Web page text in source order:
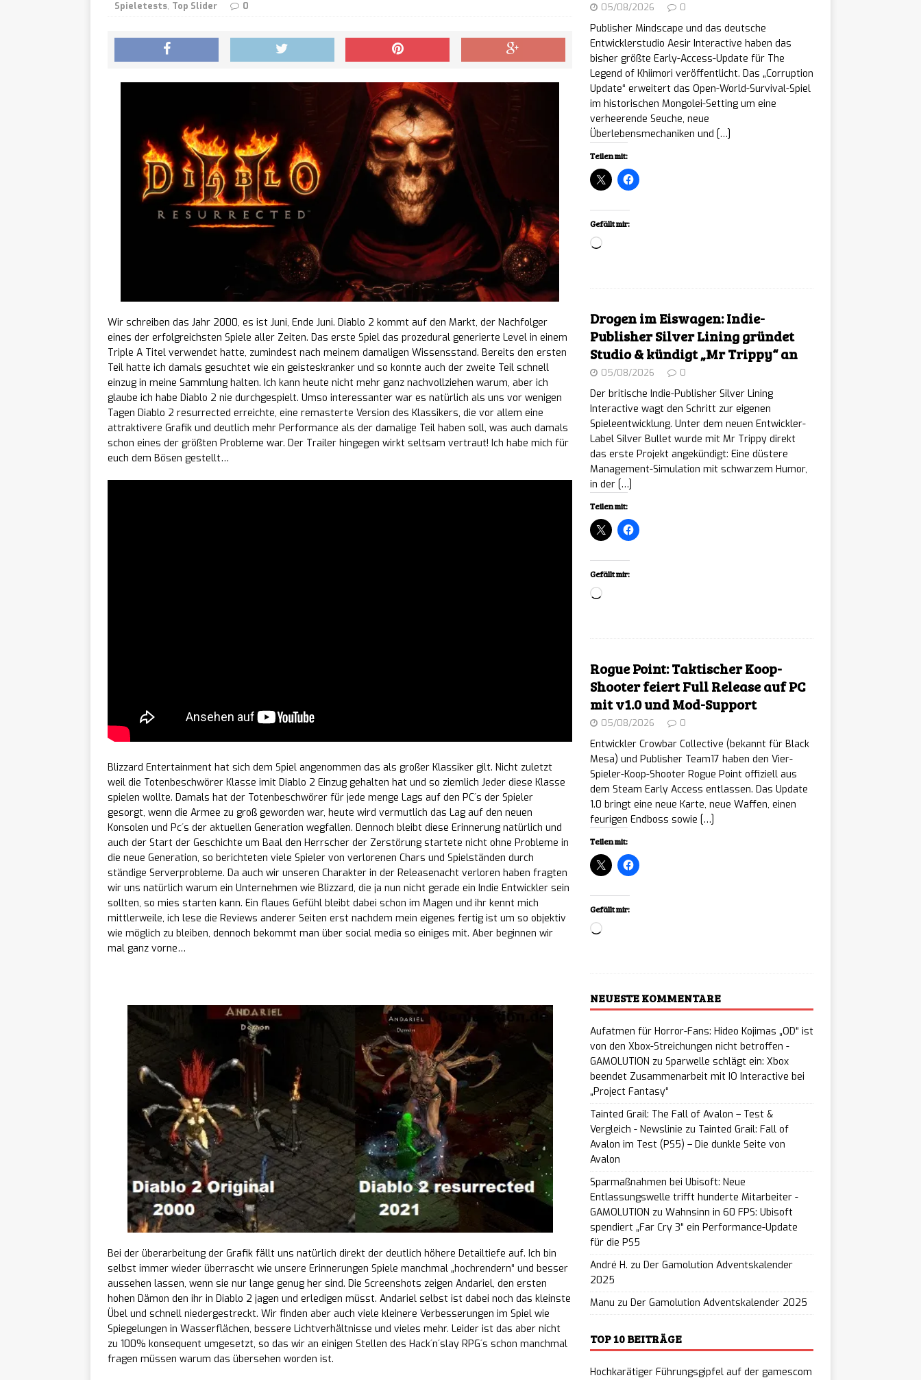
EA-Übernahme abgeschlossen: Publisher verabschiedet
Crimson Moon: Release-Termin und Kampfansage beim
Preis enthüllt
[ 05/08/2026 ] Riftbound: Riot Games kündigt erste European Regional
Championship in Stuttgart an NEWS
[ 05/08/2026 ] Verderbnis breitet sich aus: Großes Update für „The
Legend of Khiimori“ veröffentlicht NEWS
[ 05/08/2026 ] Drogen im Eiswagen: Indie-Publisher Silver Lining
gründet Studio & kündigt „Mr Trippy“ an NEWS
[ 05/08/2026 ] Rogue Point: Taktischer Koop-Shooter feiert Full Release
auf PC mit v1.0 und Mod-Support NEWS
[ 05/08/2026 ] Jurassic World Evolution 3: DLC „Crocodilia Coast“ bringt
Krokodile und neues Inhalts-Update am 11. August NEWS
[ 05/08/2026 ] Live-Service dominiert PlayStation & Xbox: Analyst Mat
2026: Amir Satvat und Sony-CTO Luis Villegas unter den Sprechern
[ 04/08/2026 ] Project Helix & Abwärtskompatibilität: Geleakte E-Mail
enthüllt Emulator für PC und „Disc-to-Digital“-System NEWS
[ 04/08/2026 ] Düsterer Blick nach Arkham: 12-minütiger Gameplay-
Trailer zu „The Sinking City 2“ veröffentlicht NEWS
[ 04/08/2026 ] Kreativität trifft Battle Royale: KRAFTON und CurseForge
„Kynseed“ ab sofort für PlayStation, Xbox & Switch erhältlich
[ 04/08/2026 ] Pokémon-Macher mal anders: Action-RPG „Beast of
Reincarnation“ ab sofort für PC, PS5 & Xbox verfügbar NEWS
[ 04/08/2026 ] Mehr Power für Community-Turniere: Riot Games
überarbeitet „Organized Play“ zum Start von League Classic NEWS
[ 04/08/2026 ] Düstere Schulden & Zerstörung: Action-RPG „Star Ronin“
zeigt neue Demo beim Steam Cyberpunk Fest NEWS
[ 04/08/2026 ] Cyberpunk-Hehlerei im Untergrund: tinyBuild kündigt
Shop-Sim „Probably Stolen“ an – Playtest ab sofort verfügbar NEWS
[ 04/08/2026 ] Grapple, Slide & Gun: Rasantes FPS-Roguelike „Cyber Rail“
veröffentlicht erste Demo auf Steam NEWS
Spieletests, Top Slider 0
Wir schreiben das Jahr 2000, es ist Juni, Ende Juni. Diablo 2 kommt auf den Markt, der Nachfolger
eines der erfolgreichsten Spiele aller Zeiten. Das erste Spiel das prozedural generierte Level in einem
Triple A Titel verwendet hatte, zumindest nach meinem damaligen Wissensstand. Bereits den ersten
Teil hatte ich damals gesuchtet wie ein geisteskranker und so konnte auch der zweite Teil schnell
einzug in meine Sammlung halten. Ich kann heute nicht mehr ganz nachvollziehen warum, aber ich
glaube ich habe Diablo 2 nie durchgespielt. Umso interessanter war es natürlich als uns vor wenigen
Tagen Diablo 2 resurrected erreichte, eine remasterte Version des Klassikers, die vor allem eine
attraktivere Grafik und deutlich mehr Performance als der damalige Teil haben soll, was auch damals
schon eines der größten Probleme war. Der Trailer hingegen wirkt seltsam vertraut! Ich habe mich für
euch dem Bösen gestellt…
Blizzard Entertainment hat sich dem Spiel angenommen das als großer Klassiker gilt. Nicht zuletzt
weil die Totenbeschwörer Klasse imit Diablo 2 Einzug gehalten hat und so ziemlich Jeder diese Klasse
spielen wollte. Damals hat der Totenbeschwörer für jede menge Lags auf den PC´s der Spieler
gesorgt, wenn die Armee zu groß geworden war, heute wird vermutlich das Lag auf den neuen
Konsolen und Pc´s der aktuellen Generation wegfallen. Dennoch bleibt diese Erinnerung natürlich und
auch der Start der Geschichte um Baal den Herrscher der Zerstörung startete nicht ohne Probleme in
die neue Generation, so berichteten viele Spieler von verlorenen Chars und Spielständen durch
ständige Serverprobleme. Da auch wir unseren Charakter in der Releasenacht verloren haben fragten
wir uns natürlich warum ein Unternehmen wie Blizzard, die ja nun nicht gerade ein Indie Entwickler sein
sollten, so mies starten kann. Ein flaues Gefühl bleibt dabei schon im Magen und ihr kennt mich
mittlerweile, ich lese die Reviews anderer Seiten erst nachdem mein eigenes fertig ist um so objektiv
wie möglich zu bleiben, dennoch bekommt man über social media so einiges mit. Aber beginnen wir
mal ganz vorne…
Bei der überarbeitung der Grafik fällt uns natürlich direkt der deutlich höhere Detailtiefe auf. Ich bin
selbst immer wieder überrascht wie unsere Erinnerungen Spiele manchmal „hochrendern“ und besser
aussehen lassen, wenn sie nur lange genug her sind. Die Screenshots zeigen Andariel, den ersten
hohen Dämon den ihr in Diablo 2 jagen und erledigen müsst. Andariel selbst ist dabei noch das kleinste
Übel und schnell niedergestreckt. Wir finden aber auch viele kleinere Verbesserungen im Spiel wie
Spiegelungen in Wasserflächen, bessere Lichtverhältnisse und vieles mehr. Leider ist das aber nicht
zu 100% konsequent umgesetzt, so das wir an einigen Stellen des Hack´n´slay RPG´s schon manchmal
fragen müssen warum das übersehen worden ist.
05/08/2026 0
Publisher Mindscape und das deutsche
Entwicklerstudio Aesir Interactive haben das
bisher größte Early-Access-Update für The
Legend of Khiimori veröffentlicht. Das „Corruption
Update“ erweitert das Open-World-Survival-Spiel
im historischen Mongolei-Setting um eine
verheerende Seuche, neue
Überlebensmechaniken und […]
Teilen mit:
Gefällt mir:
Loading…
Drogen im Eiswagen: Indie-
Publisher Silver Lining gründet
Studio & kündigt „Mr Trippy“ an
05/08/2026 0
Der britische Indie-Publisher Silver Lining
Interactive wagt den Schritt zur eigenen
Spieleentwicklung. Unter dem neuen Entwickler-
Label Silver Bullet wurde mit Mr Trippy direkt
das erste Projekt angekündigt: Eine düstere
Management-Simulation mit schwarzem Humor,
in der […]
Teilen mit:
Gefällt mir:
Loading…
Rogue Point: Taktischer Koop-
Shooter feiert Full Release auf PC
mit v1.0 und Mod-Support
05/08/2026 0
Entwickler Crowbar Collective (bekannt für Black
Mesa) und Publisher Team17 haben den Vier-
Spieler-Koop-Shooter Rogue Point offiziell aus
dem Steam Early Access entlassen. Das Update
1.0 bringt eine neue Karte, neue Waffen, einen
feurigen Endboss sowie […]
Teilen mit:
Gefällt mir:
Loading…
NEUESTE KOMMENTARE
Aufatmen für Horror-Fans: Hideo Kojimas „OD“ ist
von den Xbox-Streichungen nicht betroffen -
GAMOLUTION zu Sparwelle schlägt ein: Xbox
beendet Zusammenarbeit mit IO Interactive bei
„Project Fantasy“
Tainted Grail: The Fall of Avalon – Test &
Vergleich - Newslinie zu Tainted Grail: Fall of
Avalon im Test (PS5) – Die dunkle Seite von
Avalon
Sparmaßnahmen bei Ubisoft: Neue
Entlassungswelle trifft hunderte Mitarbeiter -
GAMOLUTION zu Wahnsinn in 60 FPS: Ubisoft
spendiert „Far Cry 3“ ein Performance-Update
für die PS5
André H. zu Der Gamolution Adventskalender
2025
Manu zu Der Gamolution Adventskalender 2025
TOP 10 BEITRÄGE
Hochkarätiger Führungsgipfel auf der gamescom